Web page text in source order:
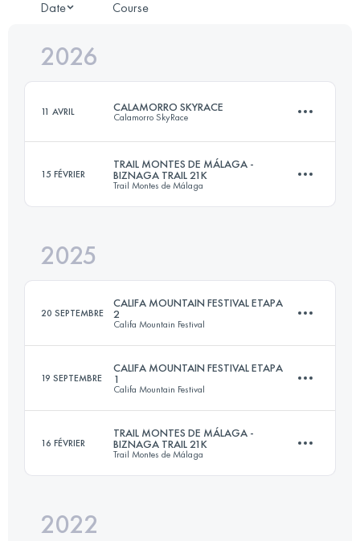
Date Course
2026
11 AVRIL CALAMORRO SKYRACE
Calamorro SkyRace
30 KM2200 M+
15 FÉVRIER
TRAIL MONTES DE MÁLAGA -
BIZNAGA TRAIL 21K
Trail Montes de Málaga
2025
20 SEPTEMBRE
CALIFA MOUNTAIN FESTIVAL ETAPA
2
Califa Mountain Festival
24.5 KM1000 M+
19 SEPTEMBRE
CALIFA MOUNTAIN FESTIVAL ETAPA
1
Califa Mountain Festival
15 KM700 M+
16 FÉVRIER
TRAIL MONTES DE MÁLAGA -
BIZNAGA TRAIL 21K
Trail Montes de Málaga
2022